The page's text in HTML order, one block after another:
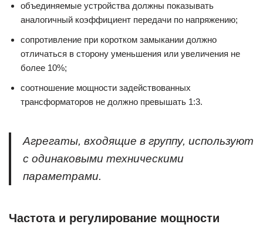
объединяемые устройства должны показывать
аналогичный коэффициент передачи по напряжению;
сопротивление при коротком замыкании должно
отличаться в сторону уменьшения или увеличения не
более 10%;
соотношение мощности задействованных
трансформаторов не должно превышать 1:3.
Агрегаты, входящие в группу, используют
с одинаковыми техническими
параметрами.
Частота и регулирование мощности